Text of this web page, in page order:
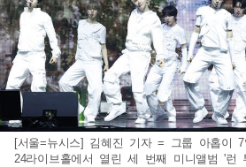
[서울=뉴시스] 김혜진 기자 = 그룹 아홉이
24라이브홀에서 열린 세 번째 미니앨범 '런